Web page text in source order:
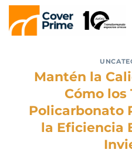
Mantén la
Cómo los
Policarbonato
la Eficiencia